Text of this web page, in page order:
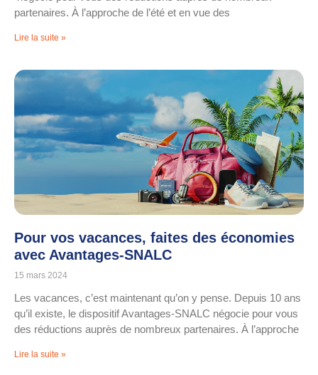
partenaires. À l’approche de l’été et en vue des
Lire la suite »
Pour vos vacances, faites des économies
avec Avantages-SNALC
15 mars 2024
Les vacances, c’est maintenant qu’on y pense. Depuis 10 ans
qu’il existe, le dispositif Avantages-SNALC négocie pour vous
des réductions auprès de nombreux partenaires. À l’approche
Lire la suite »